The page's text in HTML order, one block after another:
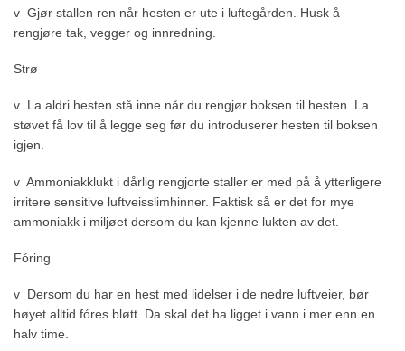
v Gjør stallen ren når hesten er ute i luftegården. Husk å
rengjøre tak, vegger og innredning.
Strø
v La aldri hesten stå inne når du rengjør boksen til hesten. La
støvet få lov til å legge seg før du introduserer hesten til boksen
igjen.
v Ammoniakklukt i dårlig rengjorte staller er med på å ytterligere
irritere sensitive luftveisslimhinner. Faktisk så er det for mye
ammoniakk i miljøet dersom du kan kjenne lukten av det.
Fóring
v Dersom du har en hest med lidelser i de nedre luftveier, bør
høyet alltid fóres bløtt. Da skal det ha ligget i vann i mer enn en
halv time.